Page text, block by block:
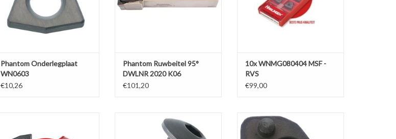
Phantom Onderlegplaat
WN0603
€10,26
Phantom Ruwbeitel 95°
DWLNR 2020 K06
€101,20
10x WNMG080404 MSF -
RVS
€99,00
TOEVOEGEN AAN WINKELWAGEN
Phantom Inbusbout W1 4x25
CKJNR/L
Phantom Klemvinger KN16-R voor
wisselplaten KNUX 1604